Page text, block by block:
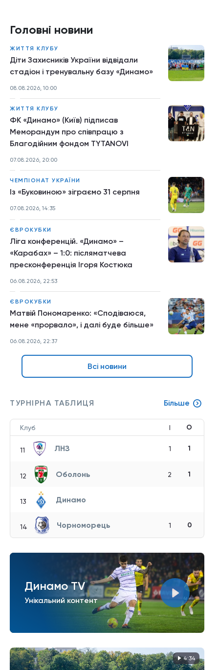
Головні новини
ЖИТТЯ КЛУБУ
Діти Захисників України відвідали
стадіон і тренувальну базу «Динамо»
08.08.2026, 10:00
ЖИТТЯ КЛУБУ
ФК «Динамо» (Київ) підписав
Меморандум про співпрацю з
Благодійним фондом TYTANOVI
07.08.2026, 20:00
ЧЕМПІОНАТ УКРАЇНИ
Із «Буковиною» зіграємо 31 серпня
07.08.2026, 14:35
ЄВРОКУБКИ
Ліга конференцій. «Динамо» –
«Карабах» – 1:0: післяматчева
пресконференція Ігоря Костюка
06.08.2026, 22:53
ЄВРОКУБКИ
Матвій Пономаренко: «Сподіваюся,
мене «прорвало», і далі буде більше»
06.08.2026, 22:37
Всі новини
ТУРНІРНА ТАБЛИЦЯ Більше
Клуб І О
11 ЛНЗ 1 1
12 Оболонь 2 1
13 Динамо
14 Чорноморець 1 0
Динамо TV
Унікальний контент
4:34